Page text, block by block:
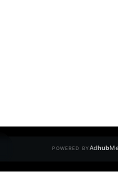
POWERED BYAdhub